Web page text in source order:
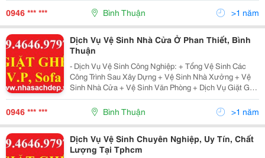
Công Nghiệp: - Tổng Vệ Sinh Các Công Trình Sau Xây D
0946 *** *** Bình Thuận >1 năm
Dịch Vụ Vệ Sinh Nhà Cửa Ở Phan Thiết, Bình
Thuận
- Dịch Vụ Vệ Sinh Công Nghiệp: + Tổng Vệ Sinh Các
Công Trình Sau Xây Dựng + Vệ Sinh Nhà Xưởng + Vệ
Sinh Nhà Cửa + Vệ Sinh Văn Phòng + Dịch Vụ Giặt Ghế
Văn Phòng, Ghế Sofa, Giặt Thảm, Ghế Da + Dịch Vụ
Lau Kính, Alu + Dịch Vụ Chà S
0946 *** *** Bình Thuận >1 năm
Dịch Vụ Vệ Sinh Chuyên Nghiệp, Uy Tín, Chất
Lượng Tại Tphcm